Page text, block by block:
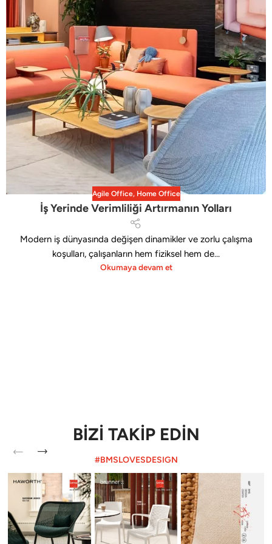
Agile Office, Home Office
İş Yerinde Verimliliği Artırmanın Yolları
Modern iş dünyasında değişen dinamikler ve zorlu çalışma
koşulları, çalışanların hem fiziksel hem de...
Okumaya devam et
BİZİ TAKİP EDİN
#BMSLOVESDESIGN